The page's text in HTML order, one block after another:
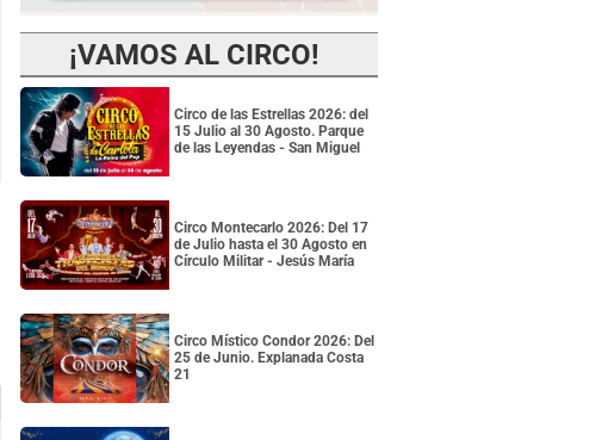
¡VAMOS AL CIRCO!
Circo de las Estrellas 2026: del
15 Julio al 30 Agosto. Parque
de las Leyendas - San Miguel
Circo Montecarlo 2026: Del 17
de Julio hasta el 30 Agosto en
Círculo Militar - Jesús María
Circo Místico Condor 2026: Del
25 de Junio. Explanada Costa
21